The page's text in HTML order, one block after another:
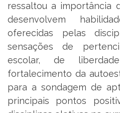
ressaltou a importância
desenvolvem
oferecidas pelas
sensações de
escolar, de
fortalecimento da
para a sondagem de
principais pontos